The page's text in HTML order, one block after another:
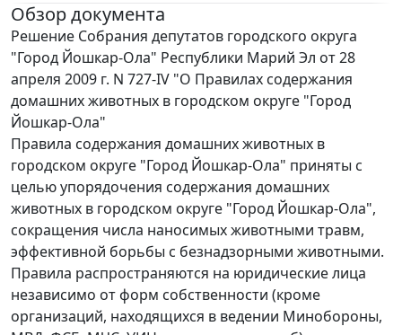
Обзор документа
Решение Собрания депутатов городского округа
"Город Йошкар-Ола" Республики Марий Эл от 28
апреля 2009 г. N 727-IV "О Правилах содержания
домашних животных в городском округе "Город
Йошкар-Ола"
Правила содержания домашних животных в
городском округе "Город Йошкар-Ола" приняты с
целью упорядочения содержания домашних
животных в городском округе "Город Йошкар-Ола",
сокращения числа наносимых животными травм,
эффективной борьбы с безнадзорными животными.
Правила распространяются на юридические лица
независимо от форм собственности (кроме
организаций, находящихся в ведении Минобороны,